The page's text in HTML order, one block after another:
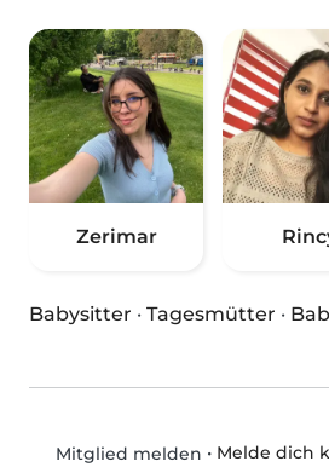
Zerimar
Babysitter · Tagesmütter ·
Mitglied melden • Melde dich